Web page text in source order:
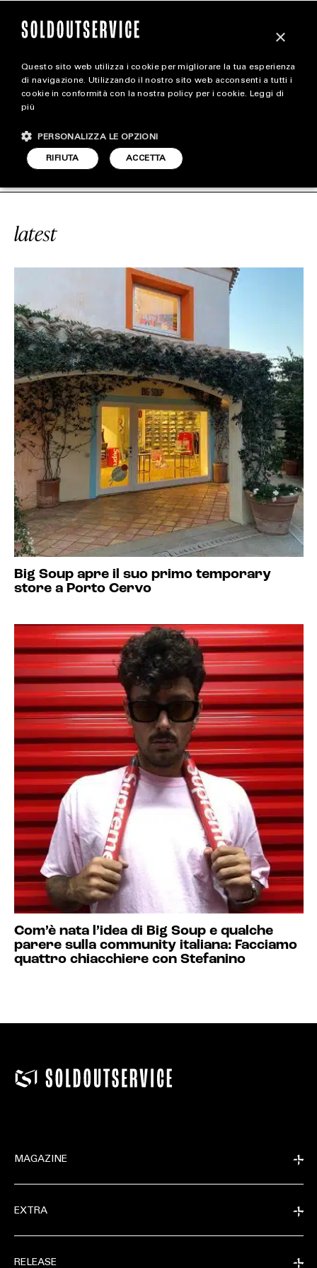
magazine
STYLE
FOOTWEAR
#BIG SOUP SOLDOUTSERVICE
latest
Big Soup apre il suo primo temporary
store a Porto Cervo
Com’è nata l’idea di Big Soup e qualche
parere sulla community italiana: Facciamo
quattro chiacchiere con Stefanino
MAGAZINE
EXTRA
RELEASE
×
Questo sito web utilizza i cookie per migliorare la tua esperienza
di navigazione. Utilizzando il nostro sito web acconsenti a tutti i
cookie in conformità con la nostra policy per i cookie. Leggi di
più
ACCETTA
RIFIUTA
PERSONALIZZA LE OPZIONI